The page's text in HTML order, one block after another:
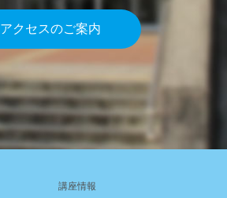
アクセスのご案内
講座情報